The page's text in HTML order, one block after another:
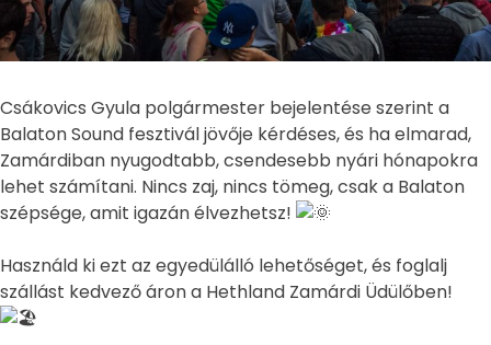
Csákovics Gyula polgármester bejelentése szerint a
Balaton Sound fesztivál jövője kérdéses, és ha elmarad,
Zamárdiban nyugodtabb, csendesebb nyári hónapokra
lehet számítani. Nincs zaj, nincs tömeg, csak a Balaton
szépsége, amit igazán élvezhetsz!
Használd ki ezt az egyedülálló lehetőséget, és foglalj
szállást kedvező áron a Hethland Zamárdi Üdülőben!